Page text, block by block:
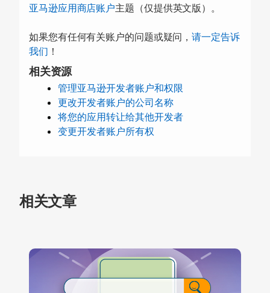
亚马逊应用商店账户主题（仅提供英文版）。
如果您有任何有关账户的问题或疑问，请一定告诉
我们 ！
相关资源
管理亚马逊开发者账户和权限
更改开发者账户的公司名称
将您的应用转让给其他开发者
变更开发者账户所有权
相关文章